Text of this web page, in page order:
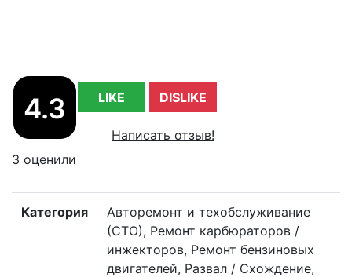
4.3 LIKE DISLIKE
Написать отзыв!
3 оценили
Категория
Авторемонт и техобслуживание
(СТО), Ремонт карбюраторов /
инжекторов, Ремонт бензиновых
двигателей, Развал / Схождение,